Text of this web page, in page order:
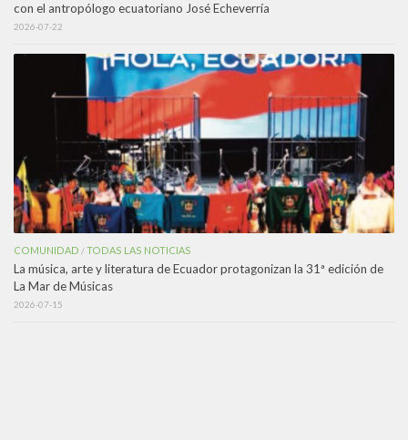
con el antropólogo ecuatoriano José Echeverría
2026-07-22
COMUNIDAD /TODAS LAS NOTICIAS
La música, arte y literatura de Ecuador protagonizan la 31ª edición de
La Mar de Músicas
2026-07-15